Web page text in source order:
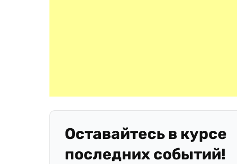
Оставайтесь в курсе
последних событий!